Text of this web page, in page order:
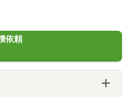
依頼